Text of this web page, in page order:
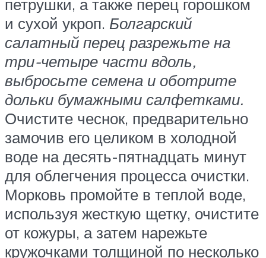
петрушки, а также перец горошком
и сухой укроп. Болгарский
салатный перец разрежьте на
три-четыре части вдоль,
выбросьте семена и оботрите
дольки бумажными салфетками.
Очистите чеснок, предварительно
замочив его целиком в холодной
воде на десять-пятнадцать минут
для облегчения процесса очистки.
Морковь промойте в теплой воде,
используя жесткую щетку, очистите
от кожуры, а затем нарежьте
кружочками толщиной по несколько